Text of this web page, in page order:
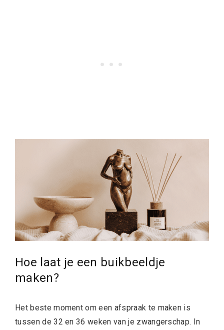
Hoe laat je een buikbeeldje
maken?
Het beste moment om een afspraak te maken is
tussen de 32 en 36 weken van je zwangerschap. In